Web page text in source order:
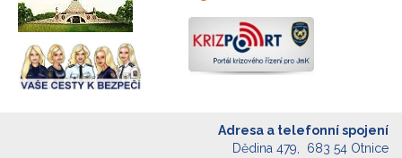
Adresa a telefonní spojení
Dědina 479, 683 54 Otnice